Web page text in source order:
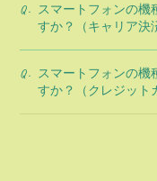
Q. スマートフォンの機
すか？（キャリア決
Q. スマートフォンの機
すか？（クレジット